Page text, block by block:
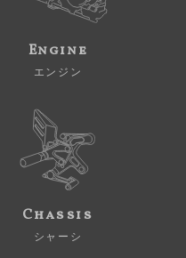
Engine
エンジン
Chassis
シャーシ